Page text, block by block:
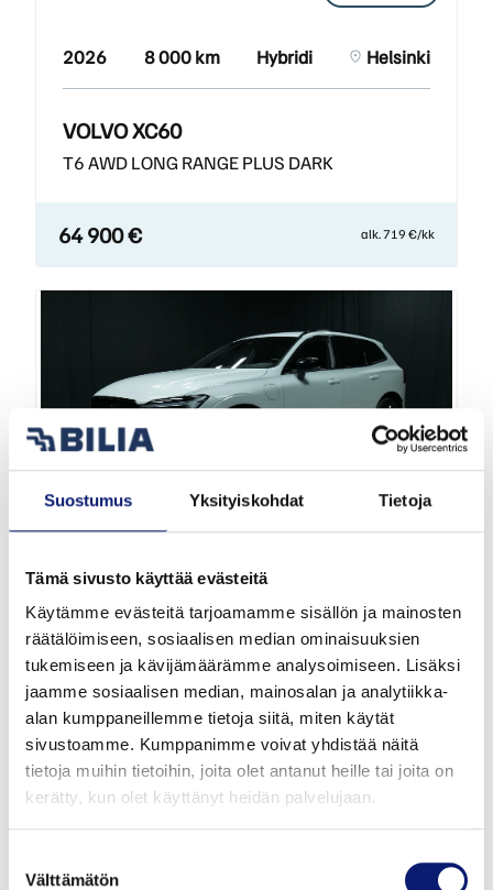
Suostumus Yksityiskohdat Tietoja
Tämä sivusto käyttää evästeitä
Käytämme evästeitä tarjoamamme sisällön ja mainosten
räätälöimiseen, sosiaalisen median ominaisuuksien
tukemiseen ja kävijämäärämme analysoimiseen. Lisäksi
jaamme sosiaalisen median, mainosalan ja analytiikka-
alan kumppaneillemme tietoja siitä, miten käytät
sivustoamme. Kumppanimme voivat yhdistää näitä
tietoja muihin tietoihin, joita olet antanut heille tai joita on
kerätty, kun olet käyttänyt heidän palvelujaan.
valinta
Välttämätön
2026 8 000 km Hybridi Helsinki
VOLVO XC60
T6 AWD LONG RANGE PLUS DARK
64 900 € alk. 719 €/kk
2026 1 000 km Hybridi
VOLVO XC60
T8 AWD LONG RANGE HIGH PERFORMANCE
PLUS BLACK EDITION
64 900 € alk. 719 €/kk